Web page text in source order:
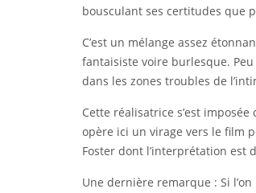
bousculant ses certitudes que
C’est un mélange assez
fantaisiste voire burlesque.
dans les zones troubles de
Cette réalisatrice s’est
opère ici un virage vers le film
Foster dont l’interprétation est
Une dernière remarque : Si